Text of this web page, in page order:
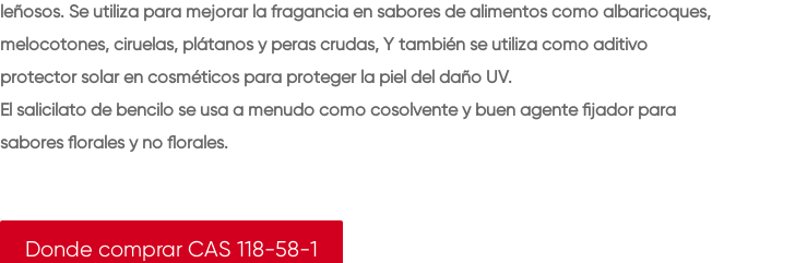
leñosos. Se utiliza para mejorar la fragancia en sabores de alimentos como albaricoques,
melocotones, ciruelas, plátanos y peras crudas, Y también se utiliza como aditivo
protector solar en cosméticos para proteger la piel del daño UV.
El salicilato de bencilo se usa a menudo como cosolvente y buen agente fijador para
sabores florales y no florales.
Donde comprar CAS 118-58-1